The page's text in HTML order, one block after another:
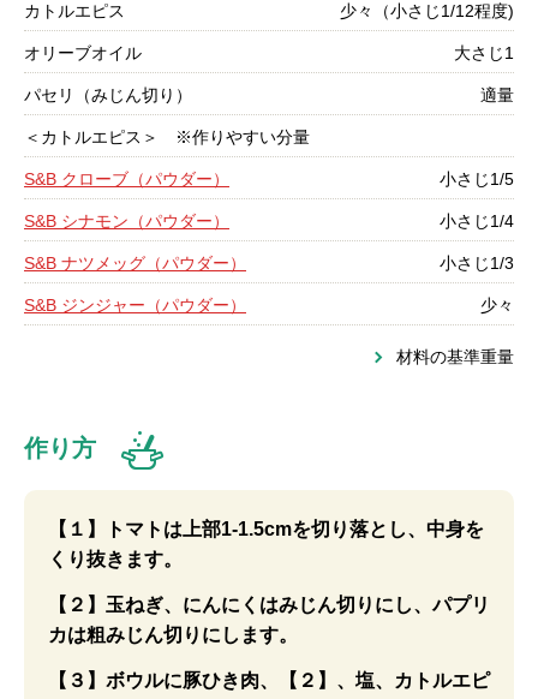
カトルエピス 少々（小さじ1/12程度)
オリーブオイル 大さじ1
パセリ（みじん切り） 適量
＜カトルエピス＞ ※作りやすい分量
S&B クローブ（パウダー） 小さじ1/5
S&B シナモン（パウダー） 小さじ1/4
S&B ナツメッグ（パウダー） 小さじ1/3
S&B ジンジャー（パウダー） 少々
材料の基準重量
作り方
【１】トマトは上部1-1.5cmを切り落とし、中身を
くり抜きます。
【２】玉ねぎ、にんにくはみじん切りにし、パプリ
カは粗みじん切りにします。
【３】ボウルに豚ひき肉、【２】、塩、カトルエピ